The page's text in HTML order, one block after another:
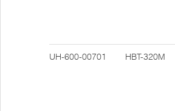
UH-600-00701 HBT-320M